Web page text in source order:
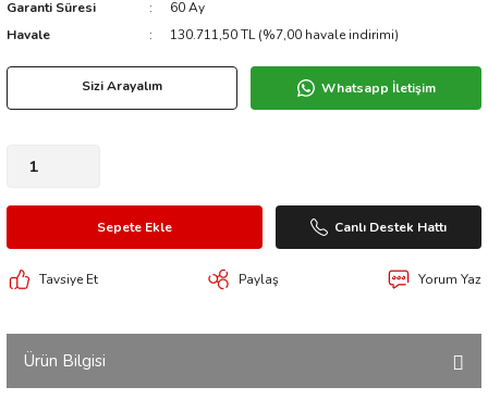
Garanti Süresi
60 Ay
Havale
130.711,50 TL (%7,00 havale indirimi)
Sizi Arayalım Whatsapp İletişim
Sepete Ekle Canlı Destek Hattı
Tavsiye Et Paylaş Yorum Yaz
Ürün Bilgisi